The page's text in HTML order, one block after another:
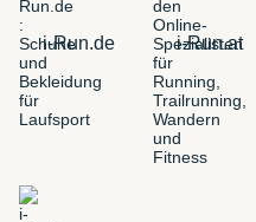
i-Run.de i-Run.at